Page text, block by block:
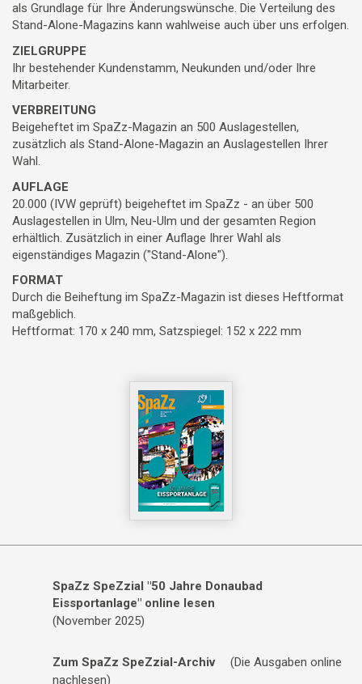
als Grundlage für Ihre Änderungswünsche. Die Verteilung des
Stand-Alone-Magazins kann wahlweise auch über uns erfolgen.
ZIELGRUPPE
Ihr bestehender Kundenstamm, Neukunden und/oder Ihre
Mitarbeiter.
VERBREITUNG
Beigeheftet im SpaZz-Magazin an 500 Auslagestellen,
zusätzlich als Stand-Alone-Magazin an Auslagestellen Ihrer
Wahl.
AUFLAGE
20.000 (IVW geprüft) beigeheftet im SpaZz - an über 500
Auslagestellen in Ulm, Neu-Ulm und der gesamten Region
erhältlich. Zusätzlich in einer Auflage Ihrer Wahl als
eigenständiges Magazin ("Stand-Alone").
FORMAT
Durch die Beiheftung im SpaZz-Magazin ist dieses Heftformat
maßgeblich.
Heftformat: 170 x 240 mm, Satzspiegel: 152 x 222 mm
SpaZz SpeZzial "50 Jahre Donaubad
Eissportanlage" online lesen
(November 2025)
Zum SpaZz SpeZzial-Archiv
(Die Ausgaben online
nachlesen)